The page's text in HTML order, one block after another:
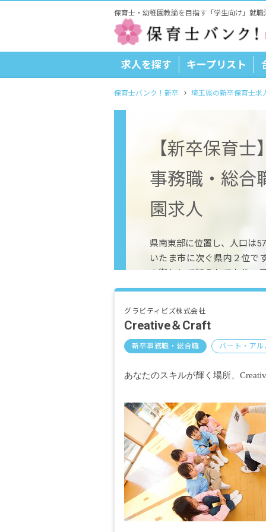
保育士・幼稚園教諭を目指す「学生向け」就職
求人を探す キープリスト
保育士バンク！新卒 埼玉県の新卒保育士求
【新卒保育
事務職・総合
園求人
県南東部に位置し、人口は
いたま市に次ぐ県内２位で
の街として知られており、
した。しかし、昭和40年頃
市化が進み、商業施設（
し、JR川口駅を中心とした
いる。
グラビティビズ株式会社
Creative＆Craft
新卒事務職・総合職 パート・アル
あなたのスキルが輝く場所、